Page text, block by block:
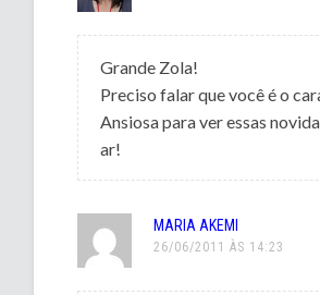
Grande Zola!
Preciso falar que você é o
Ansiosa para ver essas
ar!
MARIA AKEMI
26/06/2011 ÀS 14:23